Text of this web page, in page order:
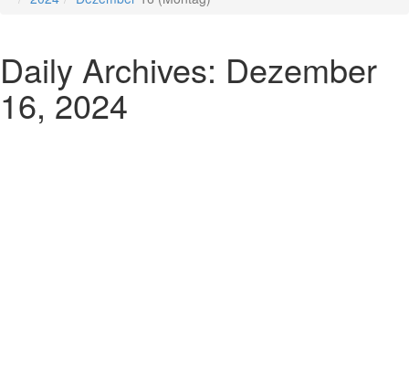
Daily Archives: Dezember
16, 2024